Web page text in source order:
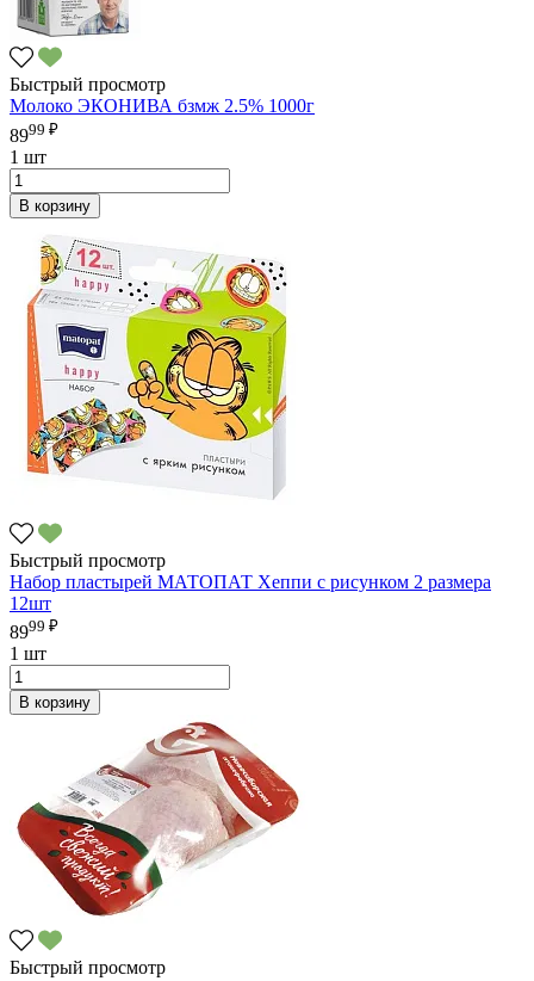
Быстрый просмотр
Молоко ЭКОНИВА бзмж 2.5% 1000г
8999 ₽
1 шт
В корзину
Быстрый просмотр
Набор пластырей МАТОПАТ Хеппи с рисунком 2 размера
12шт
8999 ₽
1 шт
В корзину
Быстрый просмотр